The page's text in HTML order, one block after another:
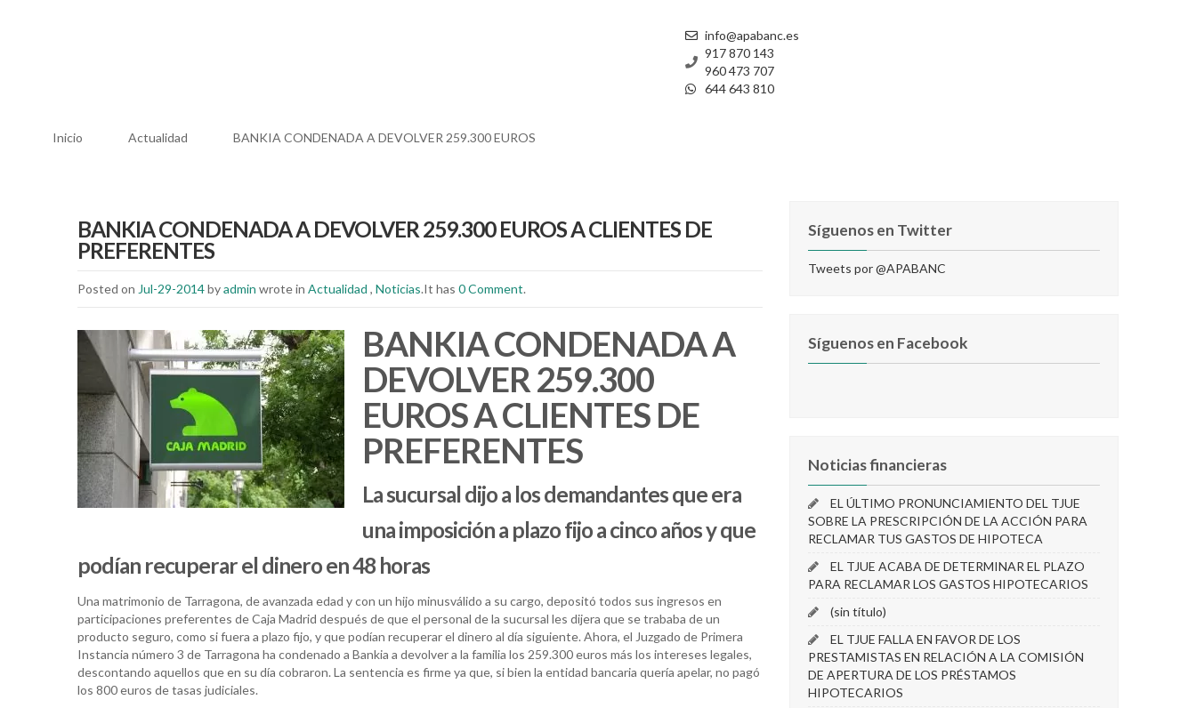
info@apabanc.es
917 870 143
960 473 707
644 643 810
Inicio Actualidad BANKIA CONDENADA A DEVOLVER 259.300 EUROS
BANKIA CONDENADA A DEVOLVER 259.300 EUROS A CLIENTES DE
PREFERENTES
Posted on Jul-29-2014byadmin wrote in Actualidad , Noticias.It has 0 Comment.
BANKIA CONDENADA A
DEVOLVER 259.300
EUROS A CLIENTES DE
PREFERENTES
La sucursal dijo a los demandantes que era
una imposición a plazo fijo a cinco años y que
podían recuperar el dinero en 48 horas
Una matrimonio de Tarragona, de avanzada edad y con un hijo minusválido a su cargo, depositó todos sus ingresos en
participaciones preferentes de Caja Madrid después de que el personal de la sucursal les dijera que se trababa de un
producto seguro, como si fuera a plazo fijo, y que podían recuperar el dinero al día siguiente. Ahora, el Juzgado de Primera
Instancia número 3 de Tarragona ha condenado a Bankia a devolver a la familia los 259.300 euros más los intereses legales,
descontando aquellos que en su día cobraron. La sentencia es firme ya que, si bien la entidad bancaria quería apelar, no pagó
los 800 euros de tasas judiciales.
Síguenos en Twitter
Tweets por @APABANC
Síguenos en Facebook
Noticias financieras
EL ÚLTIMO PRONUNCIAMIENTO DEL TJUE
SOBRE LA PRESCRIPCIÓN DE LA ACCIÓN PARA
RECLAMAR TUS GASTOS DE HIPOTECA
EL TJUE ACABA DE DETERMINAR EL PLAZO
PARA RECLAMAR LOS GASTOS HIPOTECARIOS
(sin título)
EL TJUE FALLA EN FAVOR DE LOS
PRESTAMISTAS EN RELACIÓN A LA COMISIÓN
DE APERTURA DE LOS PRÉSTAMOS
HIPOTECARIOS